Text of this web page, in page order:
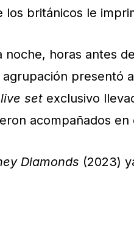
los británicos le
noche, horas antes
presentó
live set exclusivo
acompañados
Diamonds (2023)